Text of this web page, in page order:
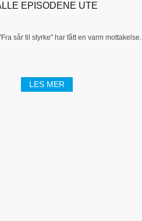
EPISODENE UTE
sår til styrke" har fått en varm mottakelse.
LES MER